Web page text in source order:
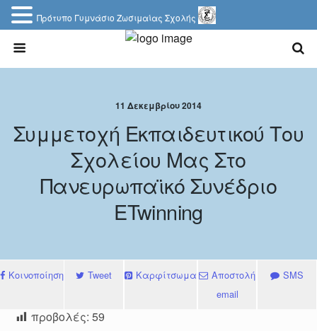
11 Δεκεμβρίου 2014
Συμμετοχή Εκπαιδευτικού Του
Σχολείου Μας Στο
Πανευρωπαϊκό Συνέδριο
ETwinning
Κοινοποίηση Tweet Καρφίτσωμα
Αποστολή
email
SMS
προβολές: 59
Πρότυπο Γυμνάσιο Ζωσιμαίας Σχολής